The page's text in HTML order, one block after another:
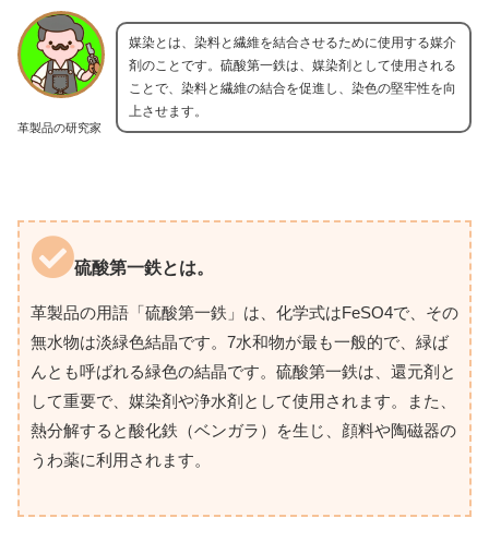
革製品の研究家
媒染とは、染料と繊維を結合させるために使用する媒介
剤のことです。硫酸第一鉄は、媒染剤として使用される
ことで、染料と繊維の結合を促進し、染色の堅牢性を向
上させます。
硫酸第一鉄とは。
革製品の用語「硫酸第一鉄」は、化学式はFeSO4で、その
無水物は淡緑色結晶です。7水和物が最も一般的で、緑ば
んとも呼ばれる緑色の結晶です。硫酸第一鉄は、還元剤と
して重要で、媒染剤や浄水剤として使用されます。また、
熱分解すると酸化鉄（ベンガラ）を生じ、顔料や陶磁器の
うわ薬に利用されます。